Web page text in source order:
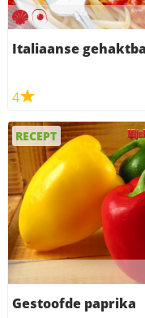
Italiaanse
4
RECEPT
Gestoofde paprika